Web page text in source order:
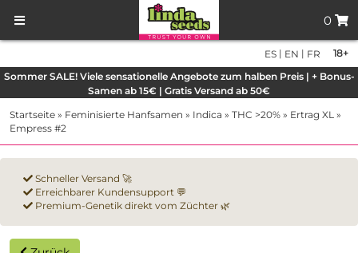
0
18+
ES | EN | FR
Sommer SALE! Viele sensationelle Angebote zum halben Preis | + Bonus-
Samen ab 15€ | Gratis Versand ab 50€
Startseite » Feminisierte Hanfsamen » Indica » THC >20% » Ertrag XL »
Empress #2
Schneller Versand 🚀
Erreichbarer Kundensupport 💬
Premium-Genetik direkt vom Züchter 🌿